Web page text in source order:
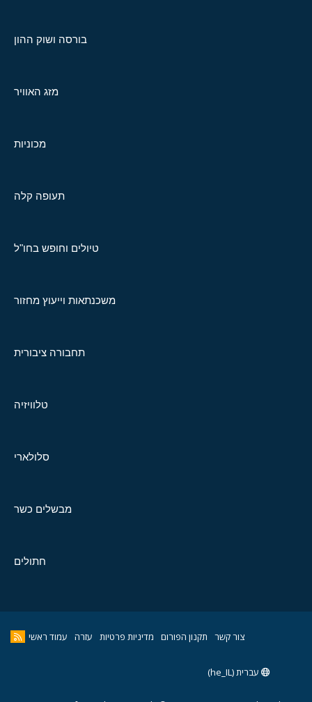
בורסה ושוק ההון
מזג האוויר
מכוניות
תעופה קלה
טיולים וחופש בחו"ל
משכנתאות וייעוץ מחזור
תחבורה ציבורית
טלוויזיה
סלולארי
מבשלים כשר
חתולים
צור קשר תקנון הפורום מדיניות פרטיות עזרה עמוד ראשי
עברית (he_IL)